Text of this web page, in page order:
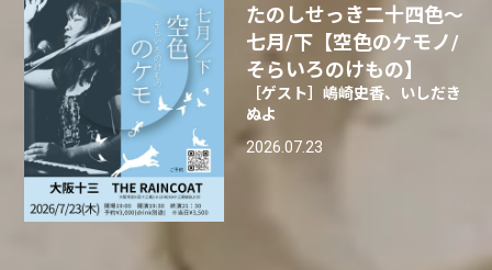
たのしせっき二十四色～
七月/下【空色のケモノ/
そらいろのけもの】
［ゲスト］嶋崎史香、いしだき
ぬよ
2026.07.23